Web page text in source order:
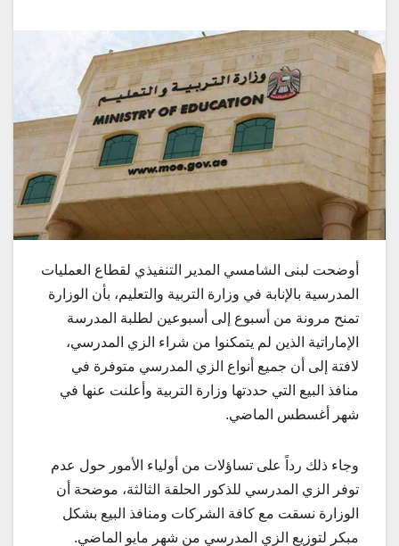
أوضحت لبنى الشامسي المدير التنفيذي لقطاع العمليات
المدرسية بالإنابة في وزارة التربية والتعليم، بأن الوزارة
تمنح مرونة من أسبوع إلى أسبوعين لطلبة المدرسة
الإماراتية الذين لم يتمكنوا من شراء الزي المدرسي،
لافتة إلى أن جميع أنواع الزي المدرسي متوفرة في
منافذ البيع التي حددتها وزارة التربية وأعلنت عنها في
شهر أغسطس الماضي.
وجاء ذلك رداً على تساؤلات من أولياء الأمور حول عدم
توفر الزي المدرسي للذكور الحلقة الثالثة، موضحة أن
الوزارة نسقت مع كافة الشركات ومنافذ البيع بشكل
مبكر لتوزيع الزي المدرسي من شهر مايو الماضي.